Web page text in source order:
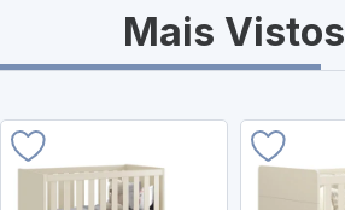
Mais Vistos